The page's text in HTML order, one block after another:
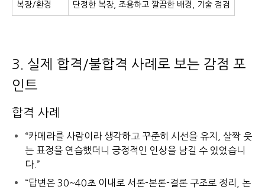
복장/환경 단정한 복장, 조용하고 깔끔한 배경, 기술 점검
3. 실제 합격/불합격 사례로 보는 감점 포
인트
합격 사례
“카메라를 사람이라 생각하고 꾸준히 시선을 유지, 살짝 웃
는 표정을 연습했더니 긍정적인 인상을 남길 수 있었습니
다.”
“답변은 30~40초 이내로 서론-본론-결론 구조로 정리, 논